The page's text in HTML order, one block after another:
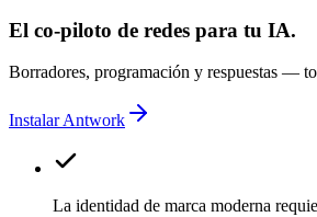
El co-piloto de redes para tu IA.
Borradores, programación y respuestas —
Instalar Antwork
La identidad de marca moderna